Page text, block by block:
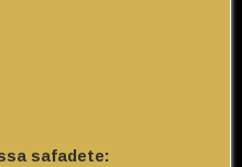
safadete: